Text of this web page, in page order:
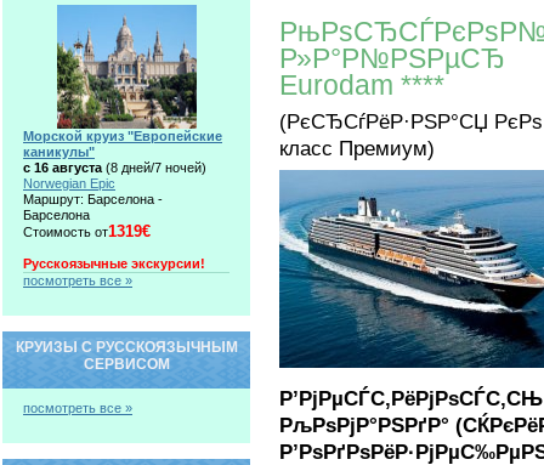
Р»Р°Р№РЅРµСЂ
Eurodam ****
(РєСЂСѓРёР·РЅР°СЏ
класс Премиум)
РљРѕРјР°РЅРґР°
Морской круиз "Европейские
каникулы"
с 16 августа (8 дней/7 ночей)
Norwegian Epic
Маршрут: Барселона -
Барселона
Стоимость от1319€
Русскоязычные экскурсии!
посмотреть все »
КРУИЗЫ С РУССКОЯЗЫЧНЫМ
СЕРВИСОМ
посмотреть все »